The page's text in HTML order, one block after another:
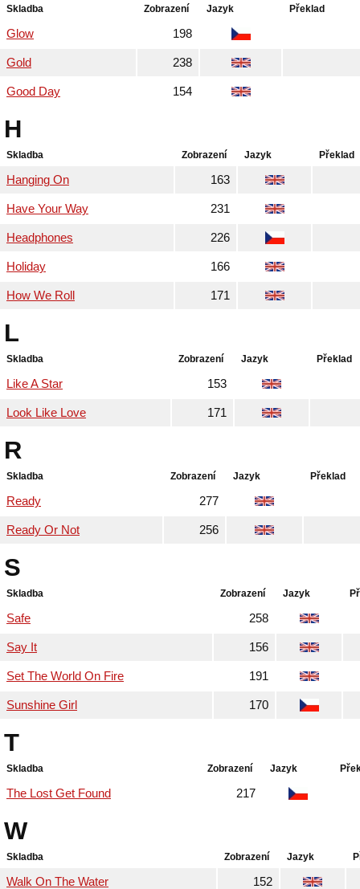
Skladba Zobrazení Jazyk Překlad
Glow 198
Gold 238
Good Day 154
H
Skladba Zobrazení Jazyk Překlad
Hanging On 163
Have Your Way 231
Headphones 226
Holiday 166
How We Roll 171
L
Skladba Zobrazení Jazyk Překlad
Like A Star 153
Look Like Love 171
R
Skladba Zobrazení Jazyk Překlad
Ready 277
Ready Or Not 256
S
Skladba Zobrazení Jazyk
Safe 258
Say It 156
Set The World On Fire 191
Sunshine Girl 170
T
Skladba Zobrazení Jazyk
The Lost Get Found 217
W
Skladba Zobrazení Jazyk
Walk On The Water 152